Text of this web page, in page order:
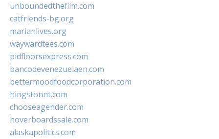
unboundedthefilm.com
catfriends-bg.org
marianlives.org
waywardtees.com
pidfloorsexpress.com
bancodevenezuelaen.com
bettermoodfoodcorporation.com
hingstonnt.com
chooseagender.com
hoverboardssale.com
alaskapolitics.com